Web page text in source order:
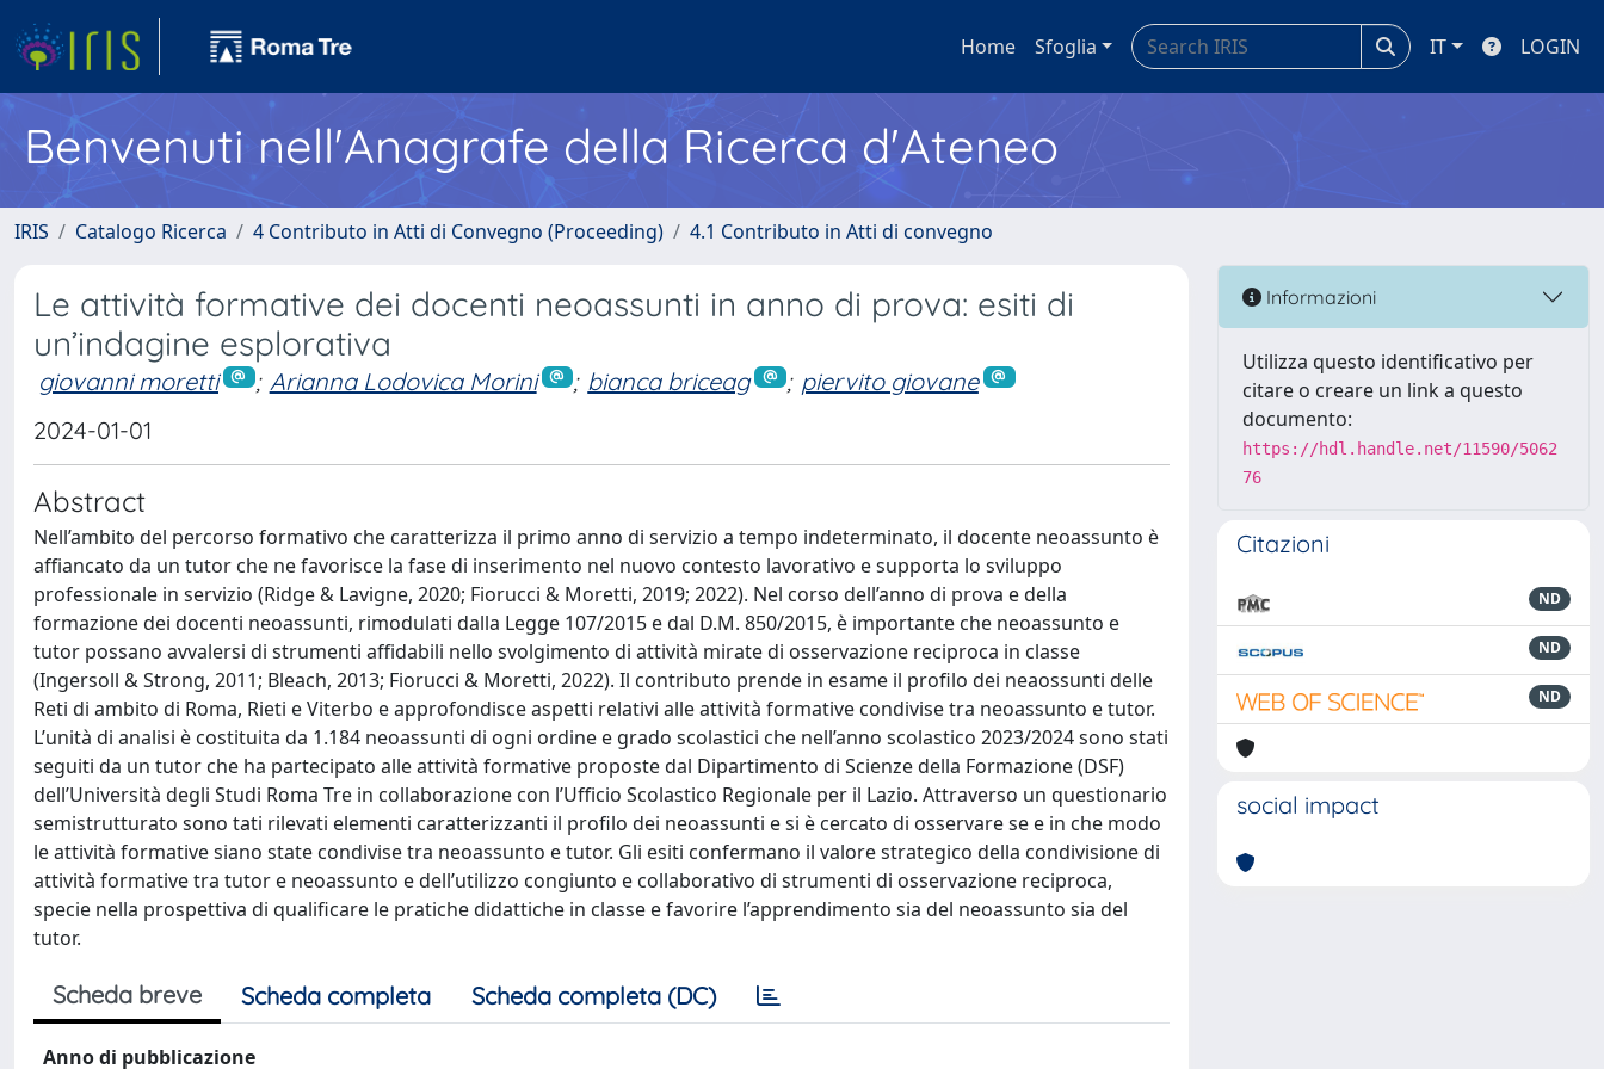
Home Sfoglia IT LOGIN
Benvenuti nell'Anagrafe della Ricerca d'Ateneo
IRIS Catalogo Ricerca 4 Contributo in Atti di Convegno (Proceeding) 4.1 Contributo in Atti di convegno
Le attività formative dei docenti neoassunti in anno di prova: esiti di
un’indagine esplorativa
giovanni moretti ; Arianna Lodovica Morini ; bianca briceag ; piervito giovane
2024-01-01
Abstract
Nell’ambito del percorso formativo che caratterizza il primo anno di servizio a tempo indeterminato, il docente neoassunto è
affiancato da un tutor che ne favorisce la fase di inserimento nel nuovo contesto lavorativo e supporta lo sviluppo
professionale in servizio (Ridge & Lavigne, 2020; Fiorucci & Moretti, 2019; 2022). Nel corso dell’anno di prova e della
formazione dei docenti neoassunti, rimodulati dalla Legge 107/2015 e dal D.M. 850/2015, è importante che neoassunto e
tutor possano avvalersi di strumenti affidabili nello svolgimento di attività mirate di osservazione reciproca in classe
(Ingersoll & Strong, 2011; Bleach, 2013; Fiorucci & Moretti, 2022). Il contributo prende in esame il profilo dei neaossunti delle
Reti di ambito di Roma, Rieti e Viterbo e approfondisce aspetti relativi alle attività formative condivise tra neoassunto e tutor.
L’unità di analisi è costituita da 1.184 neoassunti di ogni ordine e grado scolastici che nell’anno scolastico 2023/2024 sono stati
seguiti da un tutor che ha partecipato alle attività formative proposte dal Dipartimento di Scienze della Formazione (DSF)
dell’Università degli Studi Roma Tre in collaborazione con l’Ufficio Scolastico Regionale per il Lazio. Attraverso un questionario
semistrutturato sono tati rilevati elementi caratterizzanti il profilo dei neoassunti e si è cercato di osservare se e in che modo
le attività formative siano state condivise tra neoassunto e tutor. Gli esiti confermano il valore strategico della condivisione di
attività formative tra tutor e neoassunto e dell’utilizzo congiunto e collaborativo di strumenti di osservazione reciproca,
specie nella prospettiva di qualificare le pratiche didattiche in classe e favorire l’apprendimento sia del neoassunto sia del
tutor.
Scheda breve Scheda completa Scheda completa (DC)
Anno di pubblicazione
Informazioni
Utilizza questo identificativo per
citare o creare un link a questo
documento:
https://hdl.handle.net/11590/5062
76
Citazioni
ND
ND
ND
social impact